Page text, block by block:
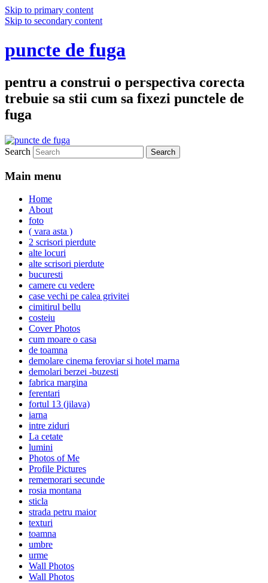
Skip to primary content
Skip to secondary content
puncte de fuga
pentru a construi o perspectiva corecta
trebuie sa stii cum sa fixezi punctele de
fuga
Search
Main menu
Home
About
foto
( vara asta )
2 scrisori pierdute
alte locuri
alte scrisori pierdute
bucuresti
camere cu vedere
case vechi pe calea grivitei
cimitirul bellu
costeiu
Cover Photos
cum moare o casa
de toamna
demolare cinema feroviar si hotel marna
demolari berzei -buzesti
fabrica margina
ferentari
fortul 13 (jilava)
iarna
intre ziduri
La cetate
lumini
Photos of Me
Profile Pictures
rememorari secunde
rosia montana
sticla
strada petru maior
texturi
toamna
umbre
urme
Wall Photos
Wall Photos